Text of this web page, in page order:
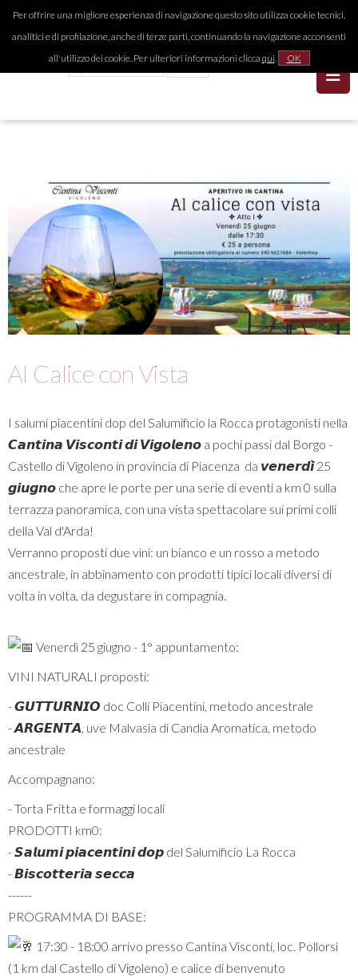
Per offrire una migliore esperienza di navigazione questo sito utilizza cookie tecnici,
analitici e di profilazione, anche di terze parti, continuando la navigazione acconsenti
all'utilizzo dei cookie. Per ulteriori informazioni clicca qui. OK
Al Calice con Vista
I salumi piacentini dop del Salumificio la Rocca protagonisti nella
𝘾𝙖𝙣𝙩𝙞𝙣𝙖 𝙑𝙞𝙨𝙘𝙤𝙣𝙩𝙞 𝙙𝙞 𝙑𝙞𝙜𝙤𝙡𝙚𝙣𝙤 a pochi passi dal Borgo -
Castello di Vigoleno in provincia di Piacenza da 𝙫𝙚𝙣𝙚𝙧𝙙𝙞̀ 25
𝙜𝙞𝙪𝙜𝙣𝙤 che apre le porte per una serie di eventi a km 0 sulla
terrazza panoramica, con una vista spettacolare sui primi colli
della Val d'Arda!
Verranno proposti due vini: un bianco e un rosso a metodo
ancestrale, in abbinamento con prodotti tipici locali diversi di
volta in volta, da degustare in compagnia.
Venerdì 25 giugno - 1° appuntamento:
VINI NATURALI proposti:
- 𝙂𝙐𝙏𝙏𝙐𝙍𝙉𝙄𝙊 doc Colli Piacentini, metodo ancestrale
- 𝘼𝙍𝙂𝙀𝙉𝙏𝘼, uve Malvasia di Candia Aromatica, metodo
ancestrale
Accompagnano:
- Torta Fritta e formaggi locali
PRODOTTI km0:
- 𝙎𝙖𝙡𝙪𝙢𝙞 𝙥𝙞𝙖𝙘𝙚𝙣𝙩𝙞𝙣𝙞 𝙙𝙤𝙥 del Salumificio La Rocca
- 𝘽𝙞𝙨𝙘𝙤𝙩𝙩𝙚𝙧𝙞𝙖 𝙨𝙚𝙘𝙘𝙖
------
PROGRAMMA DI BASE:
17:30 - 18:00 arrivo presso Cantina Visconti, loc. Pollorsi
(1 km dal Castello di Vigoleno) e calice di benvenuto